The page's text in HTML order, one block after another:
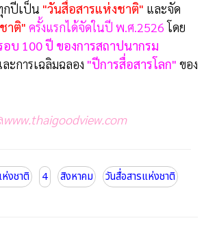
กปีเป็น "วันสื่อสารแห่งชาติ" และจัด
าติ" ครั้งแรกได้จัดในปี พ.ศ.2526โดย
บ 100 ปี ของการสถาปนากรม
ะการเฉลิมฉลอง "ปีการสื่อสารโลก" ของ
www.thaigoodview.com
งชาติ 4 สิงหาคม วันสื่อสารแห่งชาติ